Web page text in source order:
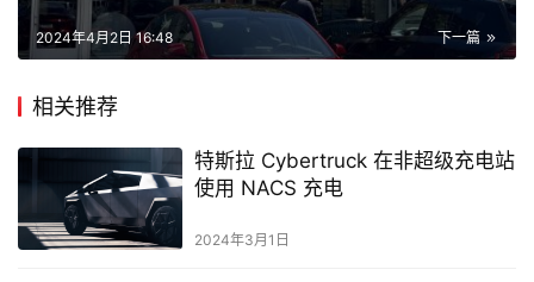
下一篇
2024年4月2日 16:48
相关推荐
特斯拉 Cybertruck 在非超级充电站
使用 NACS 充电
2024年3月1日